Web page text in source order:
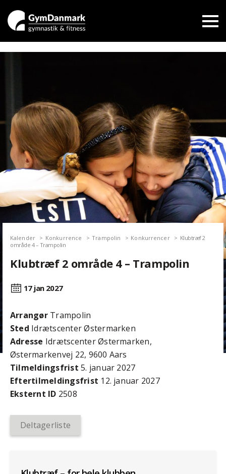
Kalender Konkurrence Trampolin Konkurrencer
Klubtræf 2
område 4 – Trampolin
Klubtræf 2 område 4 – Trampolin
17 jan 2027
ArrangørTrampolin
Sted Idrætscenter Østermarken
Adresse Idrætscenter Østermarken,
Østermarkenvej 22, 9600 Aars
Tilmeldingsfrist 5. januar 2027
Efter­tilmeldings­frist 12. januar 2027
Eksternt ID 2508
Deltagerliste